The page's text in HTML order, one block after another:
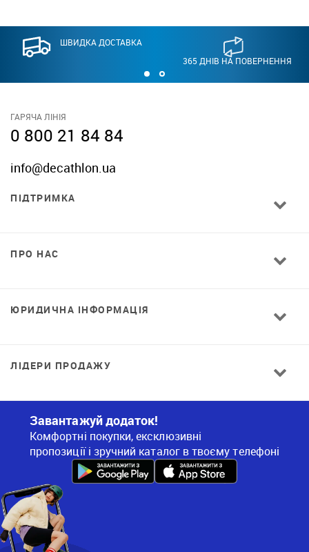
ШВИДКА ДОСТАВКА
365 ДНІВ НА ПОВЕРНЕННЯ
ГАРЯЧА ЛІНІЯ
0 800 21 84 84
info@decathlon.ua
ПІДТРИМКА
ПРО НАС
ЮРИДИЧНА ІНФОРМАЦІЯ
ЛІДЕРИ ПРОДАЖУ
Завантажуй додаток!
Комфортні покупки, ексклюзивні
пропозиції і зручний каталог в твоєму телефоні